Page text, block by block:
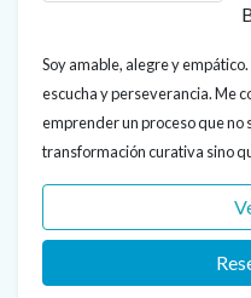
Soy amable, alegre y
escucha y perseverancia. Me
emprender un proceso que no
transformación curativa sino